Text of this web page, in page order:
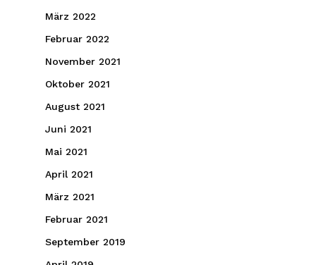
März 2022
Februar 2022
November 2021
Oktober 2021
August 2021
Juni 2021
Mai 2021
April 2021
März 2021
Februar 2021
September 2019